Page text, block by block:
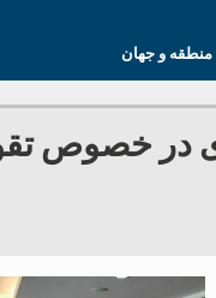
منطقه و جهان
در خصوص